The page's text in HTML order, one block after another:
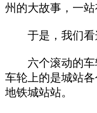
州的大故事，一站
于是，我们看
六个滚动的车
车轮上的是城站
地铁城站站。